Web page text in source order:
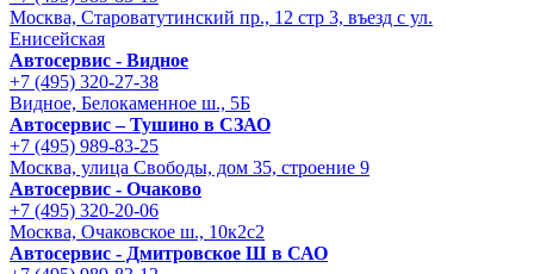
Москва, Староватутинский пр., 12 стр 3, въезд с ул.
Енисейская
Автосервис - Видное
+7 (495) 320-27-38
Видное, Белокаменное ш., 5Б
Автосервис – Тушино в СЗАО
+7 (495) 989-83-25
Москва, улица Свободы, дом 35, строение 9
Автосервис - Очаково
+7 (495) 320-20-06
Москва, Очаковское ш., 10к2с2
Автосервис - Дмитровское Ш в САО